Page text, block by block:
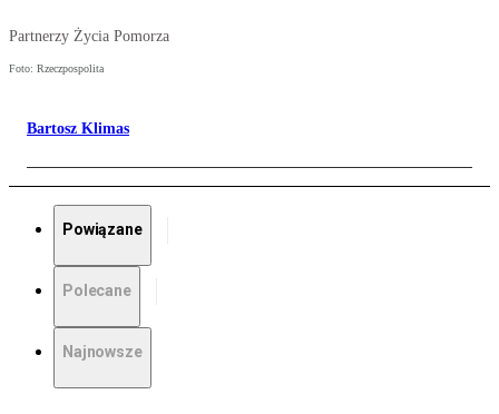
Partnerzy Życia Pomorza
Foto: Rzeczpospolita
Bartosz Klimas
Powiązane
Polecane
Najnowsze